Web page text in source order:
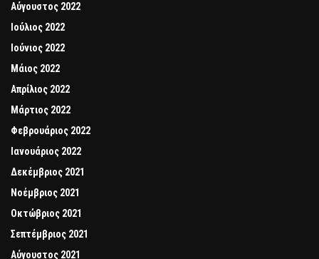
Αύγουστος 2022
Ιούλιος 2022
Ιούνιος 2022
Μάιος 2022
Απρίλιος 2022
Μάρτιος 2022
Φεβρουάριος 2022
Ιανουάριος 2022
Δεκέμβριος 2021
Νοέμβριος 2021
Οκτώβριος 2021
Σεπτέμβριος 2021
Αύγουστος 2021